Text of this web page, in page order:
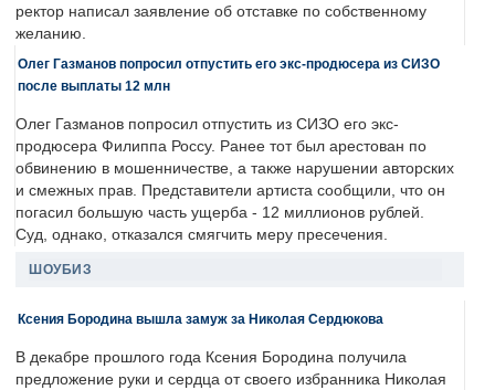
ректор написал заявление об отставке по собственному
желанию.
Олег Газманов попросил отпустить его экс-продюсера из СИЗО
после выплаты 12 млн
Олег Газманов попросил отпустить из СИЗО его экс-
продюсера Филиппа Россу. Ранее тот был арестован по
обвинению в мошенничестве, а также нарушении авторских
и смежных прав. Представители артиста сообщили, что он
погасил большую часть ущерба - 12 миллионов рублей.
Суд, однако, отказался смягчить меру пресечения.
ШОУБИЗ
Ксения Бородина вышла замуж за Николая Сердюкова
В декабре прошлого года Ксения Бородина получила
предложение руки и сердца от своего избранника Николая